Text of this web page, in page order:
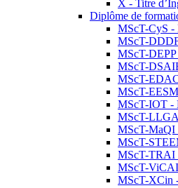
X - Titre
Diplôme de
MScT-CyS -
MScT-
MScT-
MScT-
MScT-
MScT-
MScT-IOT -
MScT-LLGA
MScT-MaQI
MScT-
MScT-TRAI
MScT-
MScT-XCin